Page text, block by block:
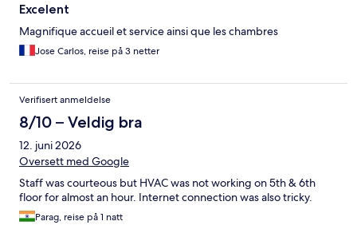
Excelent
Magnifique accueil et service ainsi que les chambres
Jose Carlos, reise på 3 netter
Verifisert anmeldelse
8/10 – Veldig bra
12. juni 2026
Oversett med Google
Staff was courteous but HVAC was not working on 5th & 6th
floor for almost an hour. Internet connection was also tricky.
Parag, reise på 1 natt